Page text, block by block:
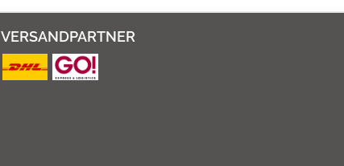
VERSANDPARTNER